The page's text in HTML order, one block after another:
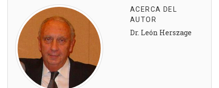
ACERCA DEL
AUTOR
Dr. León Herszage